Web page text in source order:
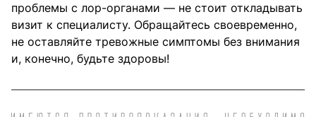
проблемы с лор-органами — не стоит откладывать
визит к специалисту. Обращайтесь своевременно,
не оставляйте тревожные симптомы без внимания
и, конечно, будьте здоровы!